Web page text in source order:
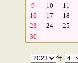
9
10 11
16
17 18
23
24 25
30
年